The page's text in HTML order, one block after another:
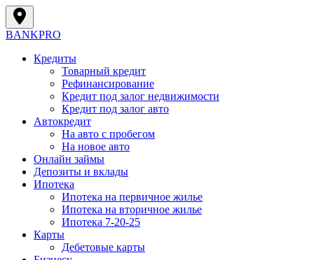
BANKPRO
Кредиты
Товарный кредит
Рефинансирование
Кредит под залог недвижимости
Кредит под залог авто
Автокредит
На авто с пробегом
На новое авто
Онлайн займы
Депозиты и вклады
Ипотека
Ипотека на первичное жилье
Ипотека на вторичное жилье
Ипотека 7-20-25
Карты
Дебетовые карты